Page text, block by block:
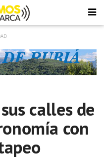
calles de
con